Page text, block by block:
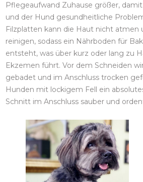
Pflegeaufwand Zuhause größer,
und der Hund gesundheitliche
Filzplatten kann die Haut nicht atmen
reinigen, sodass ein Nährboden für
entsteht, was über kurz oder lang zu
Ekzemen führt. Vor dem Schneiden
gebadet und im Anschluss trocken
Hunden mit lockigem Fell ein
Schnitt im Anschluss sauber und